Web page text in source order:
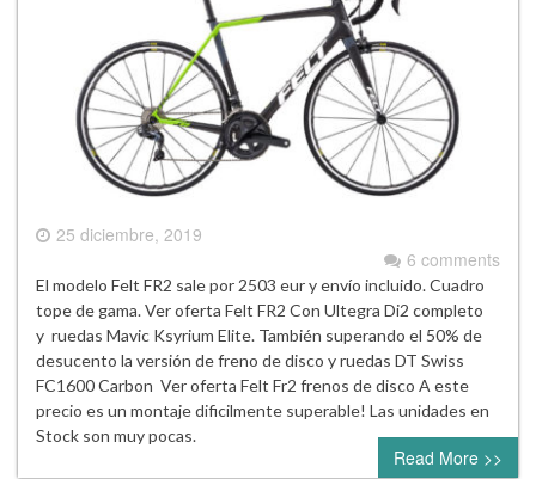
25 diciembre, 2019
6 comments
El modelo Felt FR2 sale por 2503 eur y envío incluido. Cuadro
tope de gama. Ver oferta Felt FR2 Con Ultegra Di2 completo
y ruedas Mavic Ksyrium Elite. También superando el 50% de
desucento la versión de freno de disco y ruedas DT Swiss
FC1600 Carbon Ver oferta Felt Fr2 frenos de disco A este
precio es un montaje dificilmente superable! Las unidades en
Stock son muy pocas.
Read More >>